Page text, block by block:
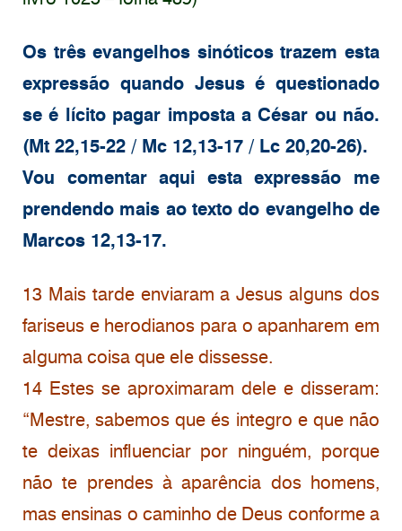
Os três evangelhos sinóticos trazem esta
expressão quando Jesus é questionado
se é lícito pagar imposta a César ou não.
(Mt 22,15-22 / Mc 12,13-17 / Lc 20,20-26).
Vou comentar aqui esta expressão me
prendendo mais ao texto do evangelho de
Marcos 12,13-17.
13 Mais tarde enviaram a Jesus alguns dos
fariseus e herodianos para o apanharem em
alguma coisa que ele dissesse.
14 Estes se aproximaram dele e disseram:
“Mestre, sabemos que és integro e que não
te deixas influenciar por ninguém, porque
não te prendes à aparência dos homens,
mas ensinas o caminho de Deus conforme a